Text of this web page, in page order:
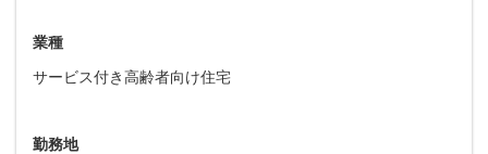
業種
サービス付き高齢者向け住宅
勤務地